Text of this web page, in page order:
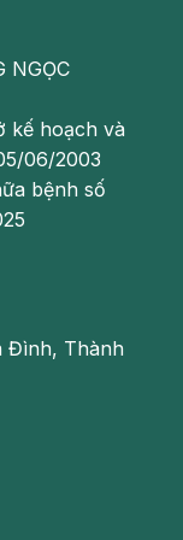
xét nghiệm chẩn
với một bài kiểm
hội chứng Down
đoán.
nghiệm
thành như
nhi
hiện hội
NGỌC
kế hoạch và
06/2003
bệnh số
Đình, Thành